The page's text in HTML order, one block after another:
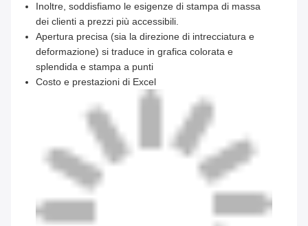
Inoltre, soddisfiamo le esigenze di stampa di massa
dei clienti a prezzi più accessibili.
Apertura precisa (sia la direzione di intrecciatura e
deformazione) si traduce in grafica colorata e
splendida e stampa a punti
Costo e prestazioni di Excel